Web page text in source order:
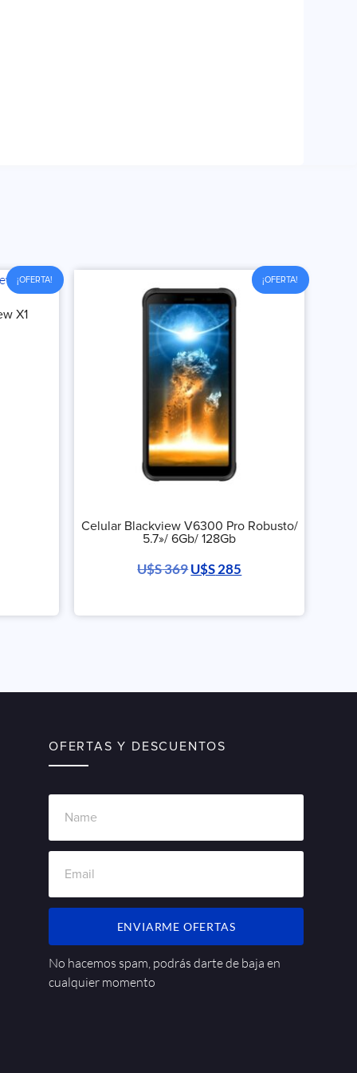
¡OFERTA!
X1
¡OFERTA!
Celular Blackview V6300 Pro Robusto/
5.7»/ 6Gb/ 128Gb
U$S369U$S285
OFERTAS Y DESCUENTOS
ENVIARME OFERTAS
No hacemos spam, podrás darte de baja en
cualquier momento